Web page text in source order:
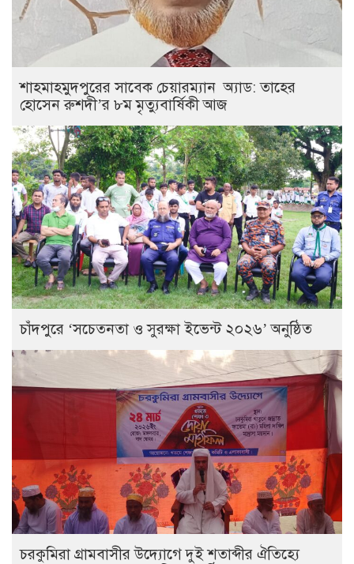
শাহমাহমুদপুরের সাবেক চেয়ারম্যান অ্যাড: তাহের
হোসেন রুশদী’র ৮ম মৃত্যুবার্ষিকী আজ
চাঁদপুরে ‘সচেতনতা ও সুরক্ষা ইভেন্ট ২০২৬’ অনুষ্ঠিত
চরকুমিরা গ্রামবাসীর উদ্যোগে দুই শতাব্দীর ঐতিহ্যে